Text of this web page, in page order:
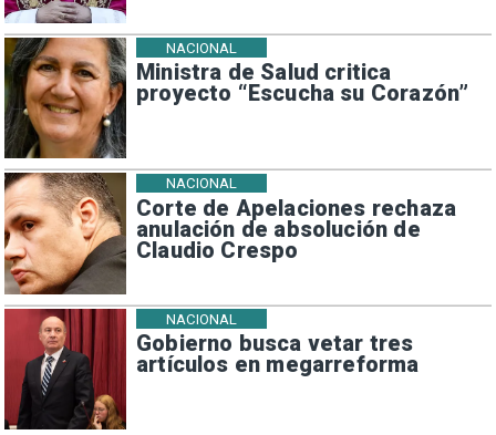
Ministra de Salud critica
proyecto “Escucha su Corazón”
NACIONAL
Corte de Apelaciones rechaza
anulación de absolución de
Claudio Crespo
NACIONAL
Gobierno busca vetar tres
artículos en megarreforma
NACIONAL